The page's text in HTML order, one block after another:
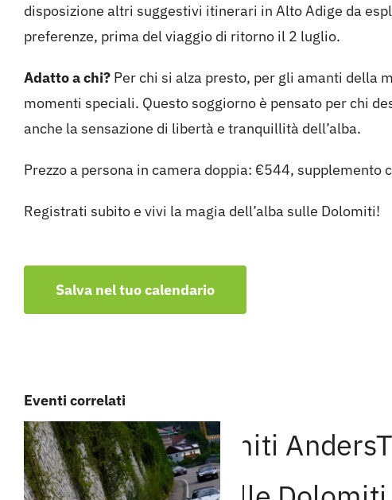
disposizione altri suggestivi itinerari in Alto Adige da
preferenze, prima del viaggio di ritorno il 2 luglio.
Adatto a chi? Per chi si alza presto, per gli amanti della
momenti speciali. Questo soggiorno è pensato per chi
anche la sensazione di libertà e tranquillità dell’alba.
Prezzo a persona in camera doppia: €544, supplemento
Registrati subito e vivi la magia dell’alba sulle Dolomiti!
Salva nel tuo calendario
Eventi correlati